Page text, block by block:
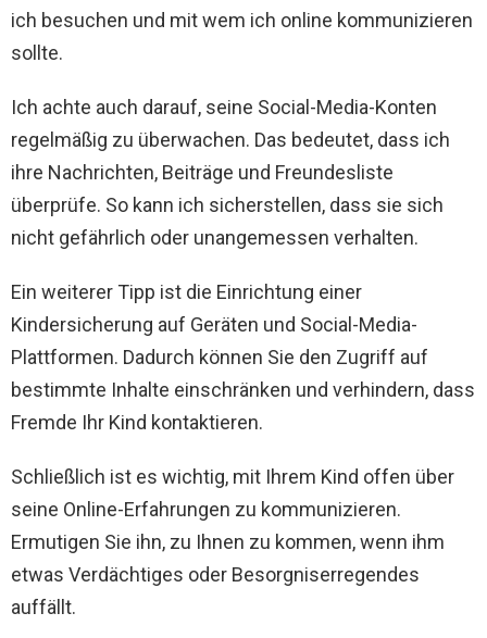
ich besuchen und mit wem ich online kommunizieren
sollte.
Ich achte auch darauf, seine Social-Media-Konten
regelmäßig zu überwachen. Das bedeutet, dass ich
ihre Nachrichten, Beiträge und Freundesliste
überprüfe. So kann ich sicherstellen, dass sie sich
nicht gefährlich oder unangemessen verhalten.
Ein weiterer Tipp ist die Einrichtung einer
Kindersicherung auf Geräten und Social-Media-
Plattformen. Dadurch können Sie den Zugriff auf
bestimmte Inhalte einschränken und verhindern, dass
Fremde Ihr Kind kontaktieren.
Schließlich ist es wichtig, mit Ihrem Kind offen über
seine Online-Erfahrungen zu kommunizieren.
Ermutigen Sie ihn, zu Ihnen zu kommen, wenn ihm
etwas Verdächtiges oder Besorgniserregendes
auffällt.